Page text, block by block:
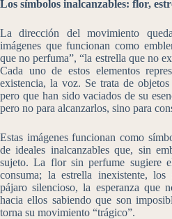
Los símbolos inalcanzables: flor,
La dirección del movimiento
imágenes que funcionan como
que no perfuma”, “la estrella que no
Cada uno de estos elementos
existencia, la voz. Se trata de
pero que han sido vaciados de su
pero no para alcanzarlos, sino para
Estas imágenes funcionan como
de ideales inalcanzables que, sin
sujeto. La flor sin perfume sugiere
consuma; la estrella inexistente, los
pájaro silencioso, la esperanza que
hacia ellos sabiendo que son
torna su movimiento “trágico”.